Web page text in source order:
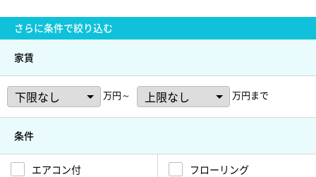
さらに条件で絞り込む
家賃
万円～ 万円まで
条件
エアコン付 フローリング